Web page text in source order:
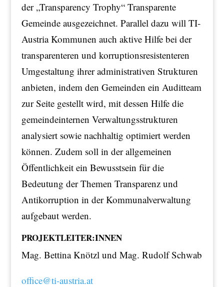
der „Transparency Trophy“ Transparente
Gemeinde ausgezeichnet. Parallel dazu will TI-
Austria Kommunen auch aktive Hilfe bei der
transparenteren und korruptionsresistenteren
Umgestaltung ihrer administrativen Strukturen
anbieten, indem den Gemeinden ein Auditteam
zur Seite gestellt wird, mit dessen Hilfe die
gemeindeinternen Verwaltungsstrukturen
analysiert sowie nachhaltig optimiert werden
können. Zudem soll in der allgemeinen
Öffentlichkeit ein Bewusstsein für die
Bedeutung der Themen Transparenz und
Antikorruption in der Kommunalverwaltung
aufgebaut werden.
PROJEKTLEITER:INNEN
Mag. Bettina Knötzl und Mag. Rudolf Schwab
office@ti-austria.at